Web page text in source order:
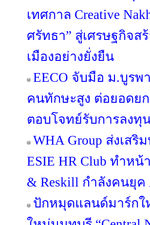
เทศกาล Creative
ศรัทธา” สู่เศรษฐกิจ
เมืองอย่างยั่งยืน
EECO จับมือ ม.บูร
คนทักษะสูง ต่อยอดย
ตอบโจทย์รับการลงทุ
WHA Group ส่งเส
ESIE HR Club ทำห
& Reskill กำลังคนยุ
ปักหมุดแลนด์มาร์กใ